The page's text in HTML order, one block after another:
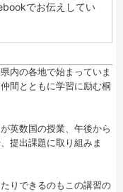
でお伝えしてい
内の各地で始まっていま
間とともに学習に励む桐
英数国の授業、午後から
提出課題に取り組みま
りできるのもこの講習の